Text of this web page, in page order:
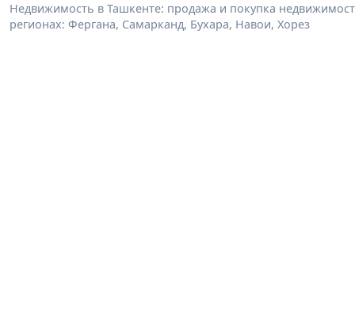
Недвижимость в Ташкенте: продажа и покупка
регионах: Фергана, Самарканд, Бухара, Навои, Хорез